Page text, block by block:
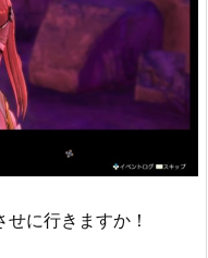
に行きますか！